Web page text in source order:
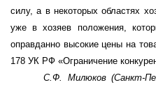
силу, а в некоторых областях
уже в хозяев положения,
оправданно высокие цены на
178 УК РФ «Ограничение
С.Ф. Милюков (Санкт-